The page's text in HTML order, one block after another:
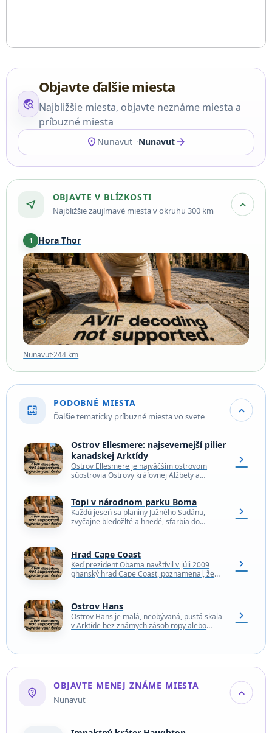
travel_explore
Objavte ďalšie miesta
Najbližšie miesta, objavte neznáme miesta a
príbuzné miesta
location_on Nunavut Nunavut arrow_forward
near_me
OBJAVTE V BLÍZKOSTI
Najbližšie zaujímavé miesta v okruhu 300 km expand_more
1 Hora Thor
Nunavut·244 km
Nunavut·244 km
wallpaper
PODOBNÉ MIESTA
Ďalšie tematicky príbuzné miesta vo svete expand_more
Ostrov Ellesmere: najsevernejší pilier
kanadskej Arktídy
Ostrov Ellesmere je najväčším ostrovom
súostrovia Ostrovy kráľovnej Alžbety a
kanadského…
chevron_right
Topi v národnom parku Boma
Každú jeseň sa planiny Južného Sudánu,
zvyčajne bledožlté a hnedé, sfarbia do
chevron_right
Hrad Cape Coast
Keď prezident Obama navštívil v júli 2009
ghanský hrad Cape Coast, poznamenal, že
chevron_right
Ostrov Hans
Ostrov Hans je malá, neobývaná, pustá skala
v Arktíde bez známych zásob ropy alebo
chevron_right
not_listed_location
OBJAVTE MENEJ ZNÁME MIESTA
Nunavut expand_more